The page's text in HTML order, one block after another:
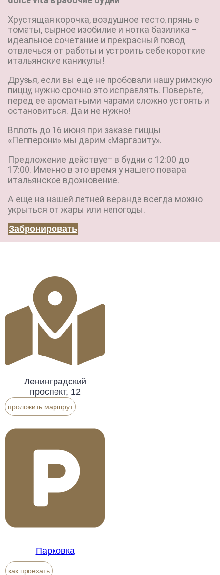
Хрустящая корочка, воздушное тесто, пряные
томаты, сырное изобилие и нотка базилика –
идеальное сочетание и прекрасный повод
отвлечься от работы и устроить себе короткие
итальянские каникулы!
Друзья, если вы ещё не пробовали нашу римскую
пиццу, нужно срочно это исправлять. Поверьте,
перед ее ароматными чарами сложно устоять и
остановиться. Да и не нужно!
Вплоть до 16 июня при заказе пиццы
«Пепперони» мы дарим «Маргариту».
Предложение действует в будни с 12:00 до
17:00. Именно в это время у нашего повара
итальянское вдохновение.
А еще на нашей летней веранде всегда можно
укрыться от жары или непогоды.
Забронировать
Ленинградский
проспект, 12
проложить маршрут
Парковка
как проехать